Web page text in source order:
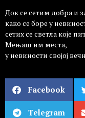
Док се сетим добра и
како се боре у
сетих се светла које
Мењаш им места,
у невиности својој
Facebook
Telegram